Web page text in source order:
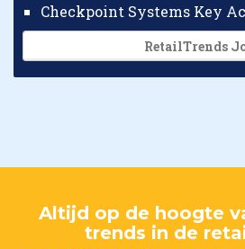
RetailTrends
Altijd op de hoogte
trends in de